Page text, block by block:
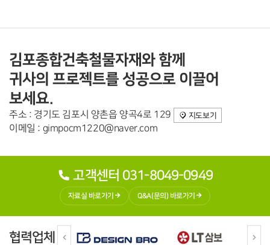
김포종합건축철물자재와 함께
귀사의 프로젝트를 성공으로 이끌어
보세요.
주소 : 경기도 김포시 양촌읍 양곡4로 129 지도보기
이메일 : gimpocm1220@naver.com
고객센터 031-8049-0949
자료실 바로가기 Q&A(문의) 바로가기
협력업체